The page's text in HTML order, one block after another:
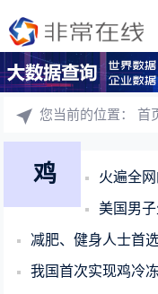
您当前的位置：首
鸡 火遍全
美国男子生
减肥、健身人士首选！袋
我国首次实现鸡冷冻